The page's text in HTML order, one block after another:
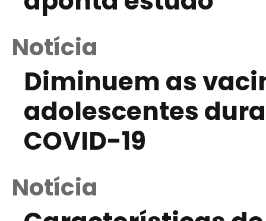
Notícia
Diminuem as
adolescentes
COVID-19
Notícia